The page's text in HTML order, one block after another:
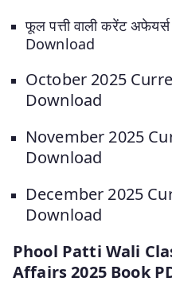
फूल पत्ती वाली करेंट
Download
October 2025
Download
November 2025
Download
December 2025
Download
Phool Patti Wali
Affairs 2025 Book